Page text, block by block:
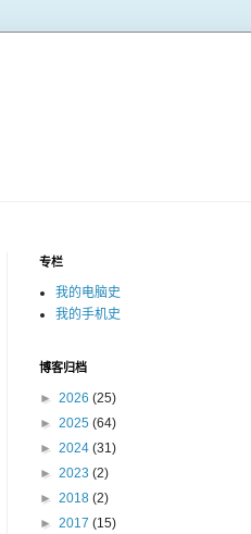
专栏
我的电脑史
我的手机史
博客归档
► 2026 (25)
► 2025 (64)
► 2024 (31)
► 2023 (2)
► 2018 (2)
► 2017 (15)